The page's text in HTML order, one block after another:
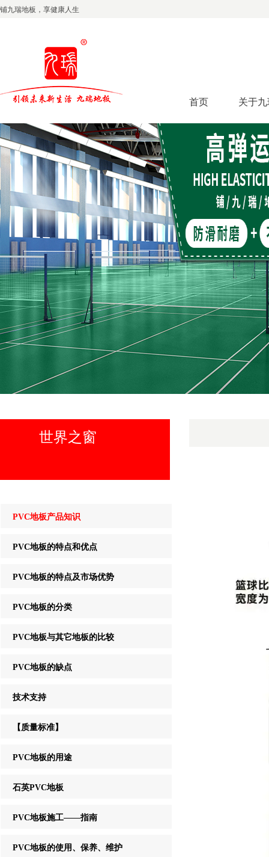
铺九瑞地板，享健康人生
首页 关于
世界之窗
PVC地板产品知识
PVC地板的特点和优点
PVC地板的特点及市场优势
PVC地板的分类
PVC地板与其它地板的比较
PVC地板的缺点
技术支持
【质量标准】
PVC地板的用途
石英PVC地板
PVC地板施工——指南
PVC地板的使用、保养、维护